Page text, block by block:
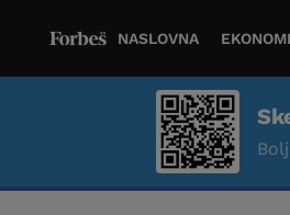
NASLOVNA